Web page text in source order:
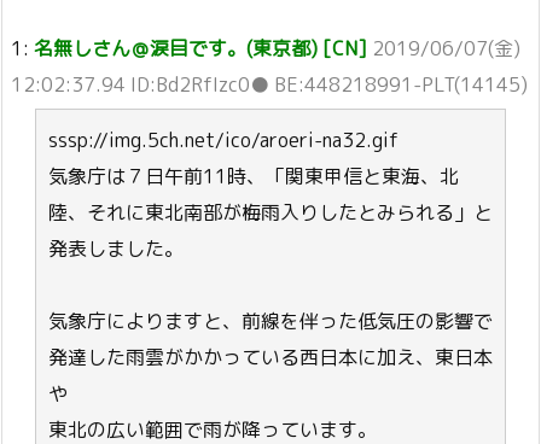
1: 名無しさん＠涙目です。(東京都) [CN] 2019/06/07(金)
12:02:37.94 ID:Bd2RfIzc0● BE:448218991-PLT(14145)
sssp://img.5ch.net/ico/aroeri-na32.gif
気象庁は７日午前11時、「関東甲信と東海、北
陸、それに東北南部が梅雨入りしたとみられる」と
発表しました。
気象庁によりますと、前線を伴った低気圧の影響で
発達した雨雲がかかっている西日本に加え、東日本
や
東北の広い範囲で雨が降っています。